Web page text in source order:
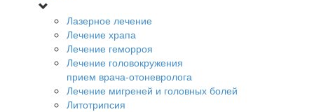
Лазерное лечение
Лечение храпа
Лечение геморроя
Лечение головокружения
прием врача-отоневролога
Лечение мигреней и головных болей
Литотрипсия